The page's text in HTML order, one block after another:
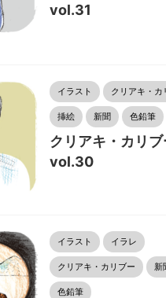
vol.31
イラスト クリアキ・カ
挿絵 新聞 色鉛筆
クリアキ・カリブ
vol.30
イラスト イラレ
クリアキ・カリブー 新
色鉛筆